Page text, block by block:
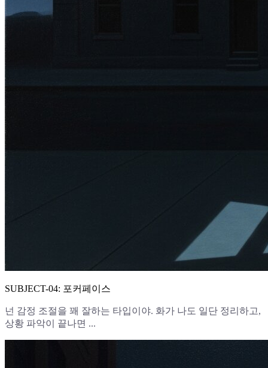
SUBJECT-04: 포커페이스
넌 감정 조절을 꽤 잘하는 타입이야. 화가 나도 일단 정리하고,
상황 파악이 끝나면 ...